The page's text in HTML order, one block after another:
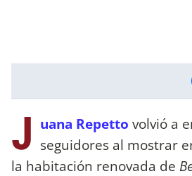
J uana Repetto volvió a
seguidores al mostrar
la habitación renovada de